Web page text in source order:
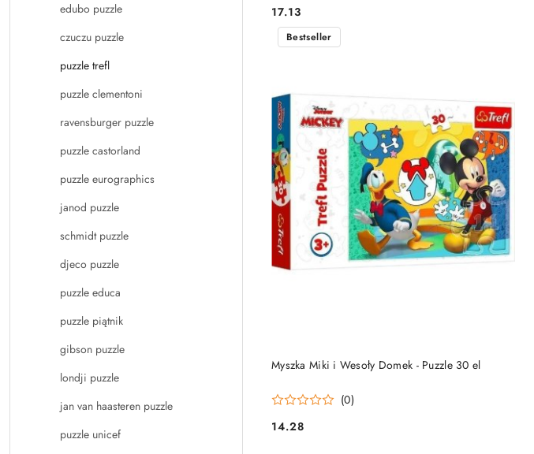
edubo puzzle
czuczu puzzle
puzzle trefl
puzzle clementoni
ravensburger puzzle
puzzle castorland
puzzle eurographics
janod puzzle
schmidt puzzle
djeco puzzle
puzzle educa
puzzle piątnik
gibson puzzle
londji puzzle
jan van haasteren puzzle
puzzle unicef
Cena:
17.13
Myszka Miki i Wesoły Domek - Puzzle 30 el
(0)
Cena:
14.28
Bestseller
PRODUKT NIEDOSTĘPNY